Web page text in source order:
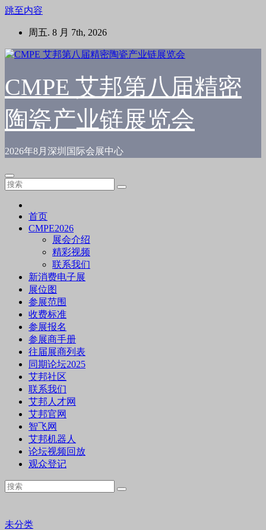
跳至内容
周五. 8 月 7th, 2026
CMPE 艾邦第八届精密
陶瓷产业链展览会
2026年8月深圳国际会展中心
首页
CMPE2026
展会介绍
精彩视频
联系我们
新消费电子展
展位图
参展范围
收费标准
参展报名
参展商手册
往届展商列表
同期论坛2025
艾邦社区
联系我们
艾邦人才网
艾邦官网
智飞网
艾邦机器人
论坛视频回放
观众登记
未分类